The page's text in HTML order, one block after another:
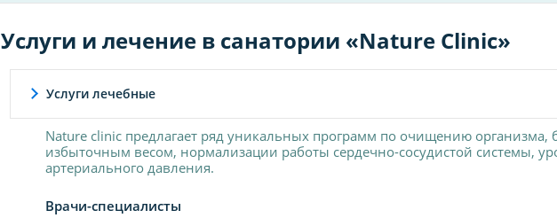
Услуги и лечение в санатории «Nature Clinic»
Услуги лечебные
Nature clinic предлагает ряд уникальных программ по очищению организма,
избыточным весом, нормализации работы сердечно-сосудистой системы,
артериального давления.
Врачи-специалисты